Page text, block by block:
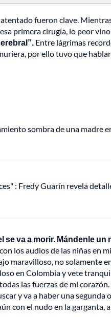
fueron clave.
primera cirugía, lo peor
Entre lágrimas
por ello tuvo que
sombra de una madre
: Fredy Guarín revela
va a morir. Mándenle
los audios de las niñas en
maravilloso, no solamente
en Colombia y vete
las fuerzas de mi
y va a haber una
con el nudo en la